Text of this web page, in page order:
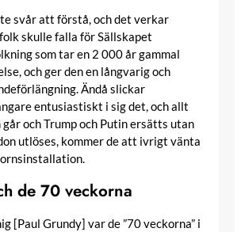
svår att förstå, och det verkar
skulle falla för Sällskapet
som tar en 2 000 år gammal
och ger den en långvarig och
Ändå slickar
entusiastiskt i sig det, och allt
och Trump och Putin ersätts utan
utlöses, kommer de att ivrigt vänta
de 70 veckorna
[Paul Grundy] var de ”70 veckorna” i